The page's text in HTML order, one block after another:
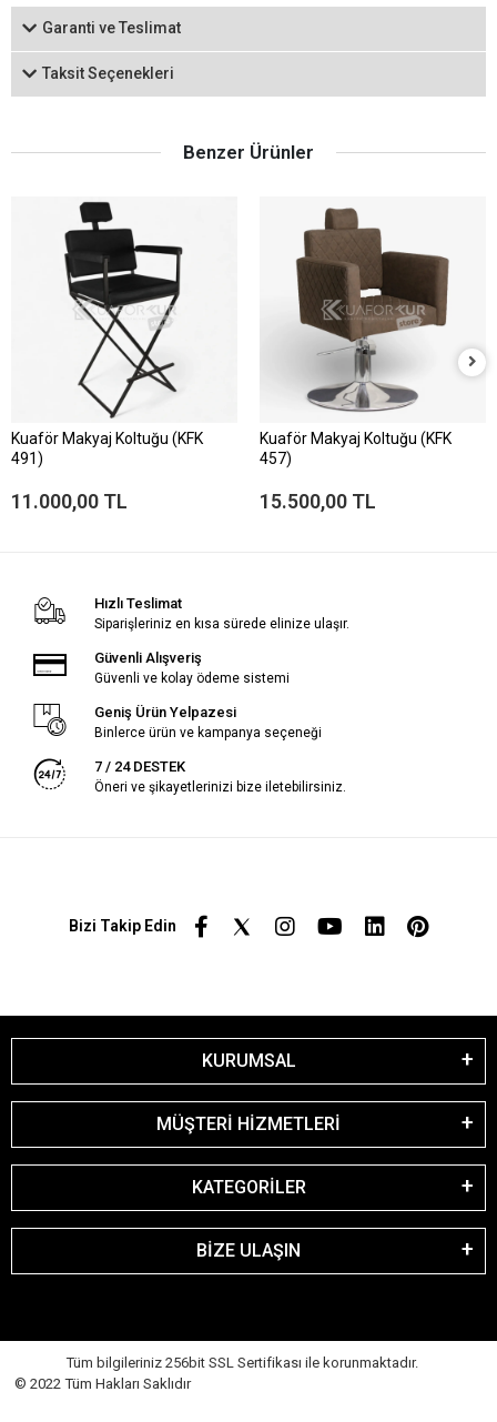
Garanti ve Teslimat
Taksit Seçenekleri
Benzer Ürünler
Kuaför Makyaj Koltuğu (KFK
491)
11.000,00 TL
Kuaför Makyaj Koltuğu (KFK
457)
15.500,00 TL
Hızlı Teslimat
Siparişleriniz en kısa sürede elinize ulaşır.
Güvenli Alışveriş
Güvenli ve kolay ödeme sistemi
Geniş Ürün Yelpazesi
Binlerce ürün ve kampanya seçeneği
7 / 24 DESTEK
Öneri ve şikayetlerinizi bize iletebilirsiniz.
Bizi Takip Edin
KURUMSAL
MÜŞTERİ HİZMETLERİ
KATEGORİLER
BİZE ULAŞIN
Tüm bilgileriniz 256bit SSL Sertifikası ile korunmaktadır.
© 2022 Tüm Hakları Saklıdır